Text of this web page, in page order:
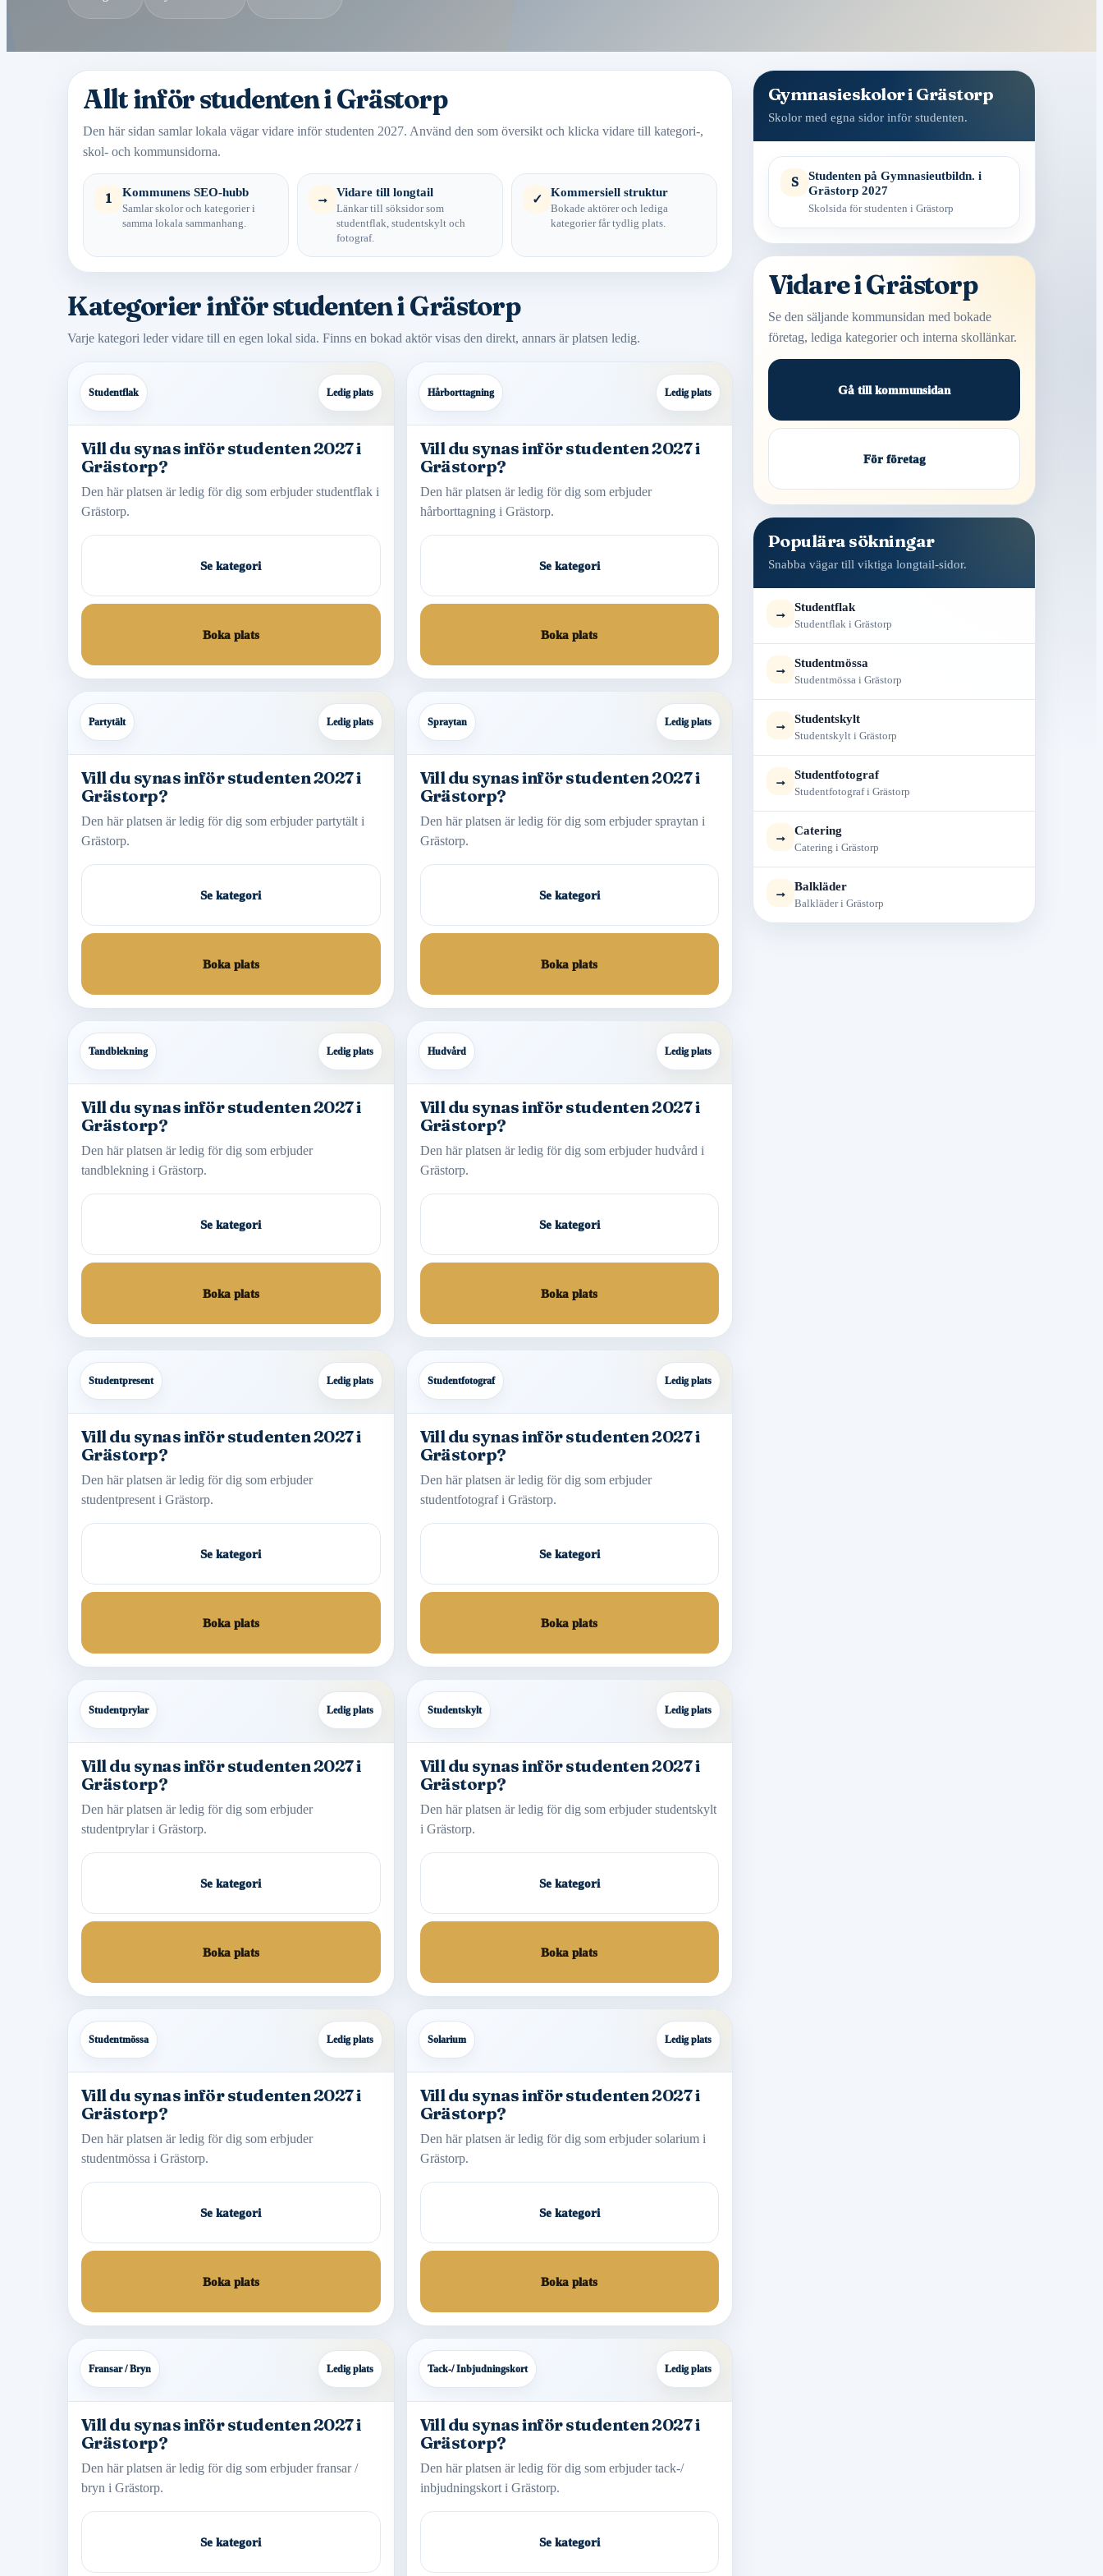
Allt inför studenten i Grästorp
Den här sidan samlar lokala vägar vidare inför studenten 2027. Använd den som översikt och klicka vidare till kategori-,
skol- och kommunsidorna.
1 Kommunens SEO-hubb
Samlar skolor och kategorier i
samma lokala sammanhang.
→ Vidare till longtail
Länkar till söksidor som
studentflak, studentskylt och
fotograf.
✓ Kommersiell struktur
Bokade aktörer och lediga
kategorier får tydlig plats.
Kategorier inför studenten i Grästorp
Varje kategori leder vidare till en egen lokal sida. Finns en bokad aktör visas den direkt, annars är platsen ledig.
Studentflak Ledig plats
Vill du synas inför studenten 2027 i
Grästorp?
Den här platsen är ledig för dig som erbjuder studentflak i
Grästorp.
Se kategori
Boka plats
Hårborttagning Ledig plats
Vill du synas inför studenten 2027 i
Grästorp?
Den här platsen är ledig för dig som erbjuder
hårborttagning i Grästorp.
Se kategori
Boka plats
Partytält Ledig plats
Vill du synas inför studenten 2027 i
Grästorp?
Den här platsen är ledig för dig som erbjuder partytält i
Grästorp.
Se kategori
Boka plats
Spraytan Ledig plats
Vill du synas inför studenten 2027 i
Grästorp?
Den här platsen är ledig för dig som erbjuder spraytan i
Grästorp.
Se kategori
Boka plats
Tandblekning Ledig plats
Vill du synas inför studenten 2027 i
Grästorp?
Den här platsen är ledig för dig som erbjuder
tandblekning i Grästorp.
Se kategori
Boka plats
Hudvård Ledig plats
Vill du synas inför studenten 2027 i
Grästorp?
Den här platsen är ledig för dig som erbjuder hudvård i
Grästorp.
Se kategori
Boka plats
Studentpresent Ledig plats
Vill du synas inför studenten 2027 i
Grästorp?
Den här platsen är ledig för dig som erbjuder
studentpresent i Grästorp.
Se kategori
Boka plats
Studentfotograf Ledig plats
Vill du synas inför studenten 2027 i
Grästorp?
Den här platsen är ledig för dig som erbjuder
studentfotograf i Grästorp.
Se kategori
Boka plats
Studentprylar Ledig plats
Vill du synas inför studenten 2027 i
Grästorp?
Den här platsen är ledig för dig som erbjuder
studentprylar i Grästorp.
Se kategori
Boka plats
Studentskylt Ledig plats
Vill du synas inför studenten 2027 i
Grästorp?
Den här platsen är ledig för dig som erbjuder studentskylt
i Grästorp.
Se kategori
Boka plats
Studentmössa Ledig plats
Vill du synas inför studenten 2027 i
Grästorp?
Den här platsen är ledig för dig som erbjuder
studentmössa i Grästorp.
Se kategori
Boka plats
Solarium Ledig plats
Vill du synas inför studenten 2027 i
Grästorp?
Den här platsen är ledig för dig som erbjuder solarium i
Grästorp.
Se kategori
Boka plats
Fransar / Bryn Ledig plats
Vill du synas inför studenten 2027 i
Grästorp?
Den här platsen är ledig för dig som erbjuder fransar /
bryn i Grästorp.
Se kategori
Tack-/ Inbjudningskort Ledig plats
Vill du synas inför studenten 2027 i
Grästorp?
Den här platsen är ledig för dig som erbjuder tack-/
inbjudningskort i Grästorp.
Se kategori
Gymnasieskolor i Grästorp
Skolor med egna sidor inför studenten.
S
Studenten på Gymnasieutbildn. i
Grästorp 2027
Skolsida för studenten i Grästorp
Vidare i Grästorp
Se den säljande kommunsidan med bokade
företag, lediga kategorier och interna skollänkar.
Gå till kommunsidan
För företag
Populära sökningar
Snabba vägar till viktiga longtail-sidor.
→ Studentflak
Studentflak i Grästorp
→ Studentmössa
Studentmössa i Grästorp
→ Studentskylt
Studentskylt i Grästorp
→ Studentfotograf
Studentfotograf i Grästorp
→ Catering
Catering i Grästorp
→ Balkläder
Balkläder i Grästorp